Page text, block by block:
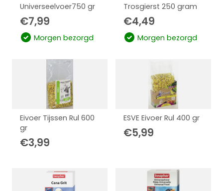
Universeelvoer750 gr
€7,99
Morgen bezorgd
Trosgierst 250 gram
€4,49
Morgen bezorgd
Eivoer Tijssen Rul 600
gr
€3,99
ESVE Eivoer Rul 400 gr
€5,99